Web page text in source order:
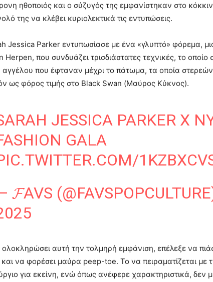
ηθοποιός και ο σύζυγός της εμφανίστηκαν στο
της να κλέβει κυριολεκτικά τις εντυπώσεις.
Jessica Parker εντυπωσίασε με ένα «γλυπτό» φόρεμα,
Herpen, που συνδυάζει τρισδιάστατες τεχνικές, το
που έφταναν μέχρι το πάτωμα, τα οποία
ως φόρος τιμής στο Black Swan (Μαύρος Κύκνος).
JESSICA PARKER X
GALA
𝓕AVS
ολοκληρώσει αυτή την τολμηρή εμφάνιση, επέλεξε να
να φορέσει μαύρα peep-toe. Το να πειραματίζεται με
για εκείνη, ενώ όπως ανέφερε χαρακτηριστικά, δεν